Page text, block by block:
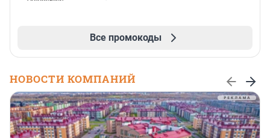
Все промокоды
НОВОСТИ КОМПАНИЙ